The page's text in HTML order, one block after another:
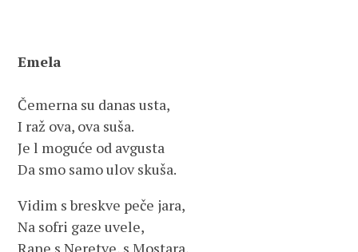
Emela
Čemerna su danas usta,
I raž ova, ova suša.
Je l moguće od avgusta
Da smo samo ulov skuša.
Vidim s breskve peče jara,
Na sofri gaze uvele,
Rane s Neretve, s Mostara,